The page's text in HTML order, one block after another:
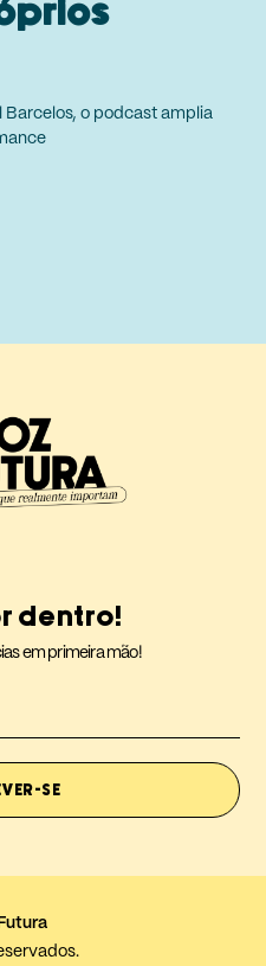
Barcelos, o podcast amplia
dentro!
em primeira mão!
SE